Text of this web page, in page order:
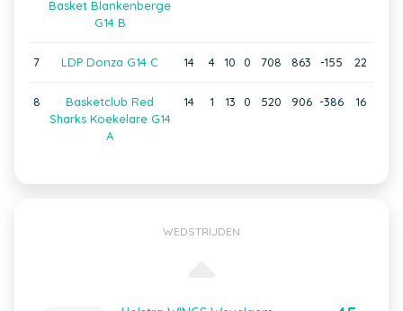
Basket Blankenberge
G14 B
7 LDP Donza G14 C 14 4 10 0 708 863 -155 22
8
Basketclub Red
Sharks Koekelare G14
A
14 1 13 0 520 906 -386 16
WEDSTRIJDEN